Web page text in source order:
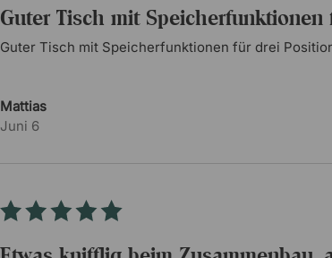
Guter Tisch mit Speicherfunktionen
Guter Tisch mit Speicherfunktionen für drei
Mattias
Juni 6